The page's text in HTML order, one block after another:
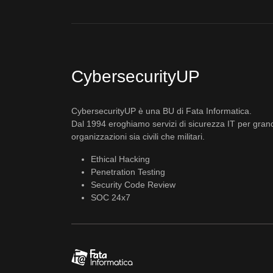
CybersecurityUP
CybersecurityUP è una BU di Fata Informatica.
Dal 1994 eroghiamo servizi di sicurezza IT per
organizzazioni sia civili che militari.
Ethical Hacking
Penetration Testing
Security Code Review
SOC 24x7